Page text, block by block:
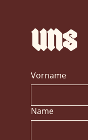
uns
Vorname
Name